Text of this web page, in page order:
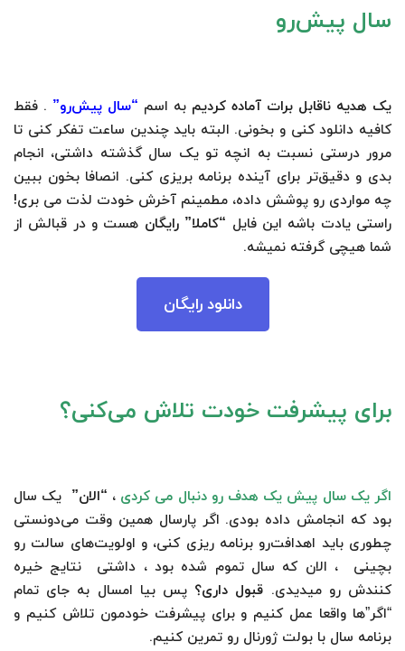
سال پیش‌رو
یک هدیه ناقابل برات آماده کردیم به اسم “سال پیش‌رو” . فقط
کافیه دانلود کنی و بخونی. البته باید چندین ساعت تفکر کنی تا
مرور درستی نسبت به انچه تو یک سال گذشته داشتی، انجام
بدی و دقیق‌تر برای آینده برنامه بریزی کنی. انصافا بخون ببین
چه مواردی رو پوشش داده، مطمینم آخرش خودت لذت می بری!
راستی یادت باشه این فایل “کاملا” رایگان هست و در قبالش از
شما هیچی گرفته نمیشه.
دانلود رایگان
برای پیشرفت خودت تلاش می‌کنی؟
اگر یک سال پیش یک هدف رو دنبال می کردی ، “الان” یک سال
بود که انجامش داده بودی. اگر پارسال همین وقت می‌دونستی
چطوری باید اهدافت‌رو برنامه ریزی کنی، و اولویت‌های سالت رو
بچینی ، الان که سال تموم شده بود ، داشتی نتایج خیره
کنندش رو میدیدی. قبول داری؟ پس بیا امسال به جای تمام
“اگر”ها واقعا عمل کنیم و برای پیشرفت خودمون تلاش کنیم و
برنامه سال با بولت ژورنال رو تمرین کنیم.